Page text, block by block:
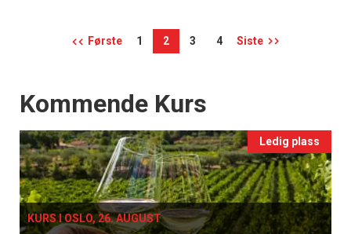
Første 1 2 3 4 Siste
Events
Kommende Kurs
Ledig plass
KURS I OSLO, 26. AUGUST